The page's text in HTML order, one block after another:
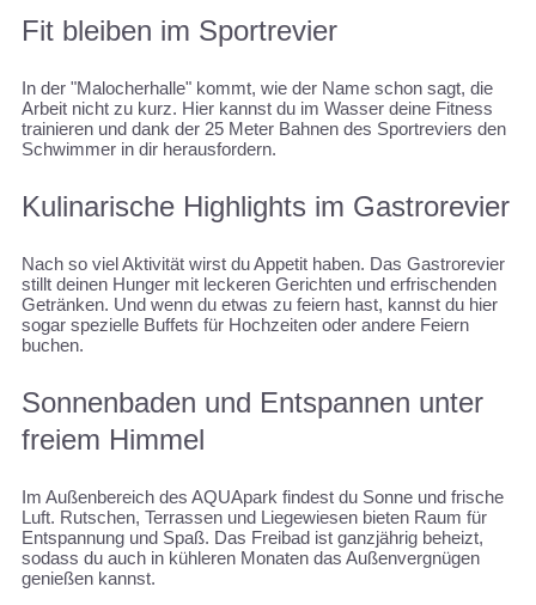
Fit bleiben im Sportrevier
In der "Malocherhalle" kommt, wie der Name schon sagt, die
Arbeit nicht zu kurz. Hier kannst du im Wasser deine Fitness
trainieren und dank der 25 Meter Bahnen des Sportreviers den
Schwimmer in dir herausfordern.
Kulinarische Highlights im Gastrorevier
Nach so viel Aktivität wirst du Appetit haben. Das Gastrorevier
stillt deinen Hunger mit leckeren Gerichten und erfrischenden
Getränken. Und wenn du etwas zu feiern hast, kannst du hier
sogar spezielle Buffets für Hochzeiten oder andere Feiern
buchen.
Sonnenbaden und Entspannen unter
freiem Himmel
Im Außenbereich des AQUApark findest du Sonne und frische
Luft. Rutschen, Terrassen und Liegewiesen bieten Raum für
Entspannung und Spaß. Das Freibad ist ganzjährig beheizt,
sodass du auch in kühleren Monaten das Außenvergnügen
genießen kannst.